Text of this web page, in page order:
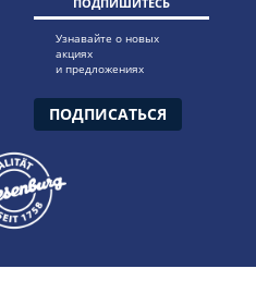
Узнавайте о новых
акциях
и предложениях
ПОДПИСАТЬСЯ